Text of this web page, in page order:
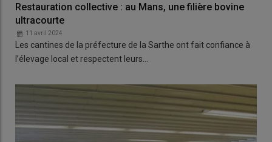
Restauration collective : au Mans, une filière bovine
ultracourte
11 avril 2024
Les cantines de la préfecture de la Sarthe ont fait confiance à
l’élevage local et respectent leurs…